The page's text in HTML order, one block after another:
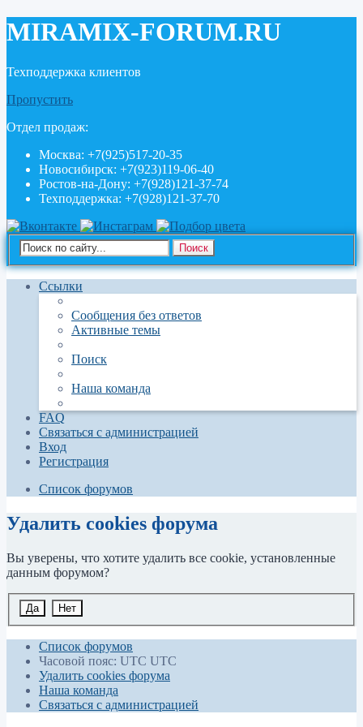
MIRAMIX-FORUM.RU
Техподдержка клиентов
Пропустить
Отдел продаж:
Москва: +7(925)517-20-35
Новосибирск: +7(923)119-06-40
Ростов-на-Дону: +7(928)121-37-74
Техподдержка: +7(928)121-37-70
Поиск
Ссылки
Сообщения без ответов
Активные темы
Поиск
Наша команда
FAQ
Связаться с администрацией
Вход
Регистрация
Список форумов
Удалить cookies форума
Вы уверены, что хотите удалить все cookie, установленные
данным форумом?
Список форумов
Часовой пояс: UTC UTC
Удалить cookies форума
Наша команда
Связаться с администрацией